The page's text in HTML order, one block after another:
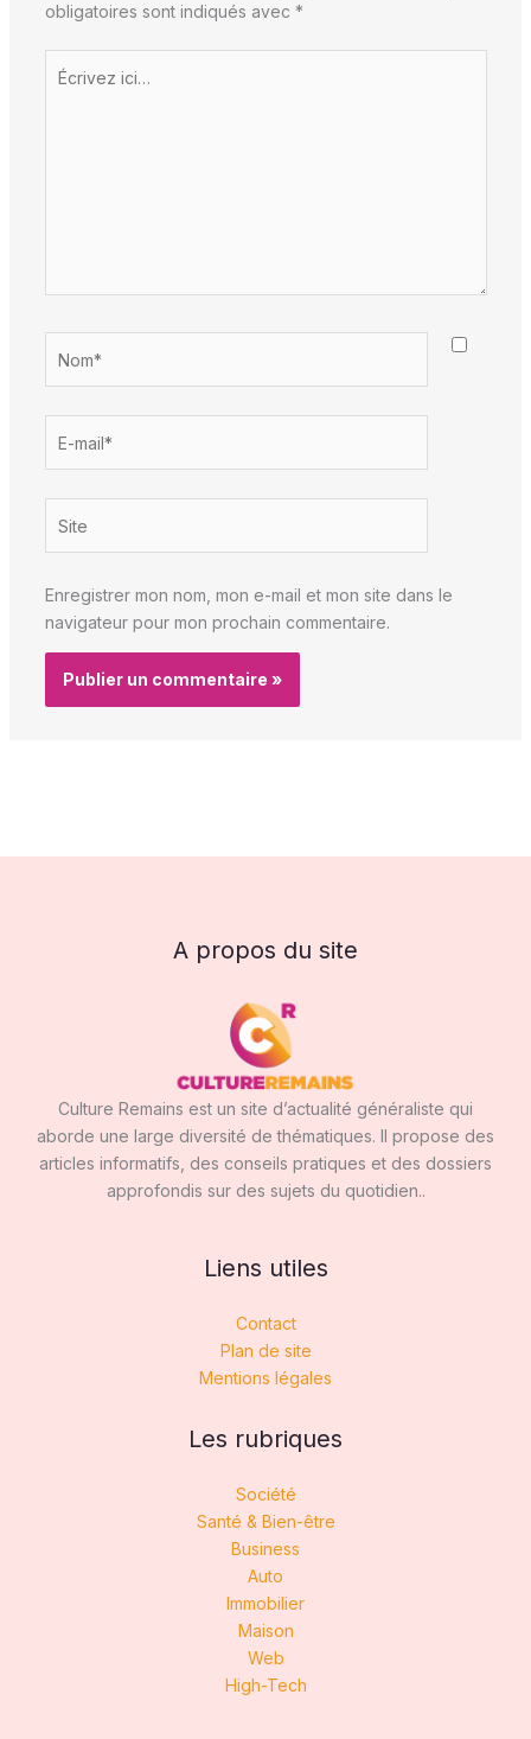
obligatoires sont indiqués avec *
Écrivez
ici…
mail*
Enregistrer mon nom, mon e-mail et mon site dans le
navigateur pour mon prochain commentaire.
A propos du site
Culture Remains est un site d’actualité généraliste qui
aborde une large diversité de thématiques. Il propose des
articles informatifs, des conseils pratiques et des dossiers
approfondis sur des sujets du quotidien..
Liens utiles
Contact
Plan de site
Mentions légales
Les rubriques
Société
Santé & Bien-être
Business
Auto
Immobilier
Maison
Web
High-Tech